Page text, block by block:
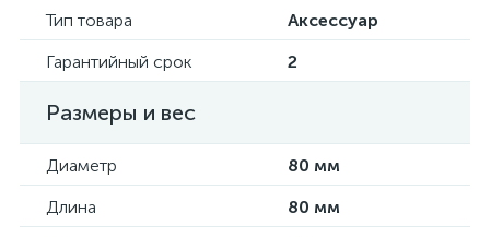
Тип товара
Аксессуар
Гарантийный срок
2
Размеры и вес
Диаметр
80 мм
Длина
80 мм